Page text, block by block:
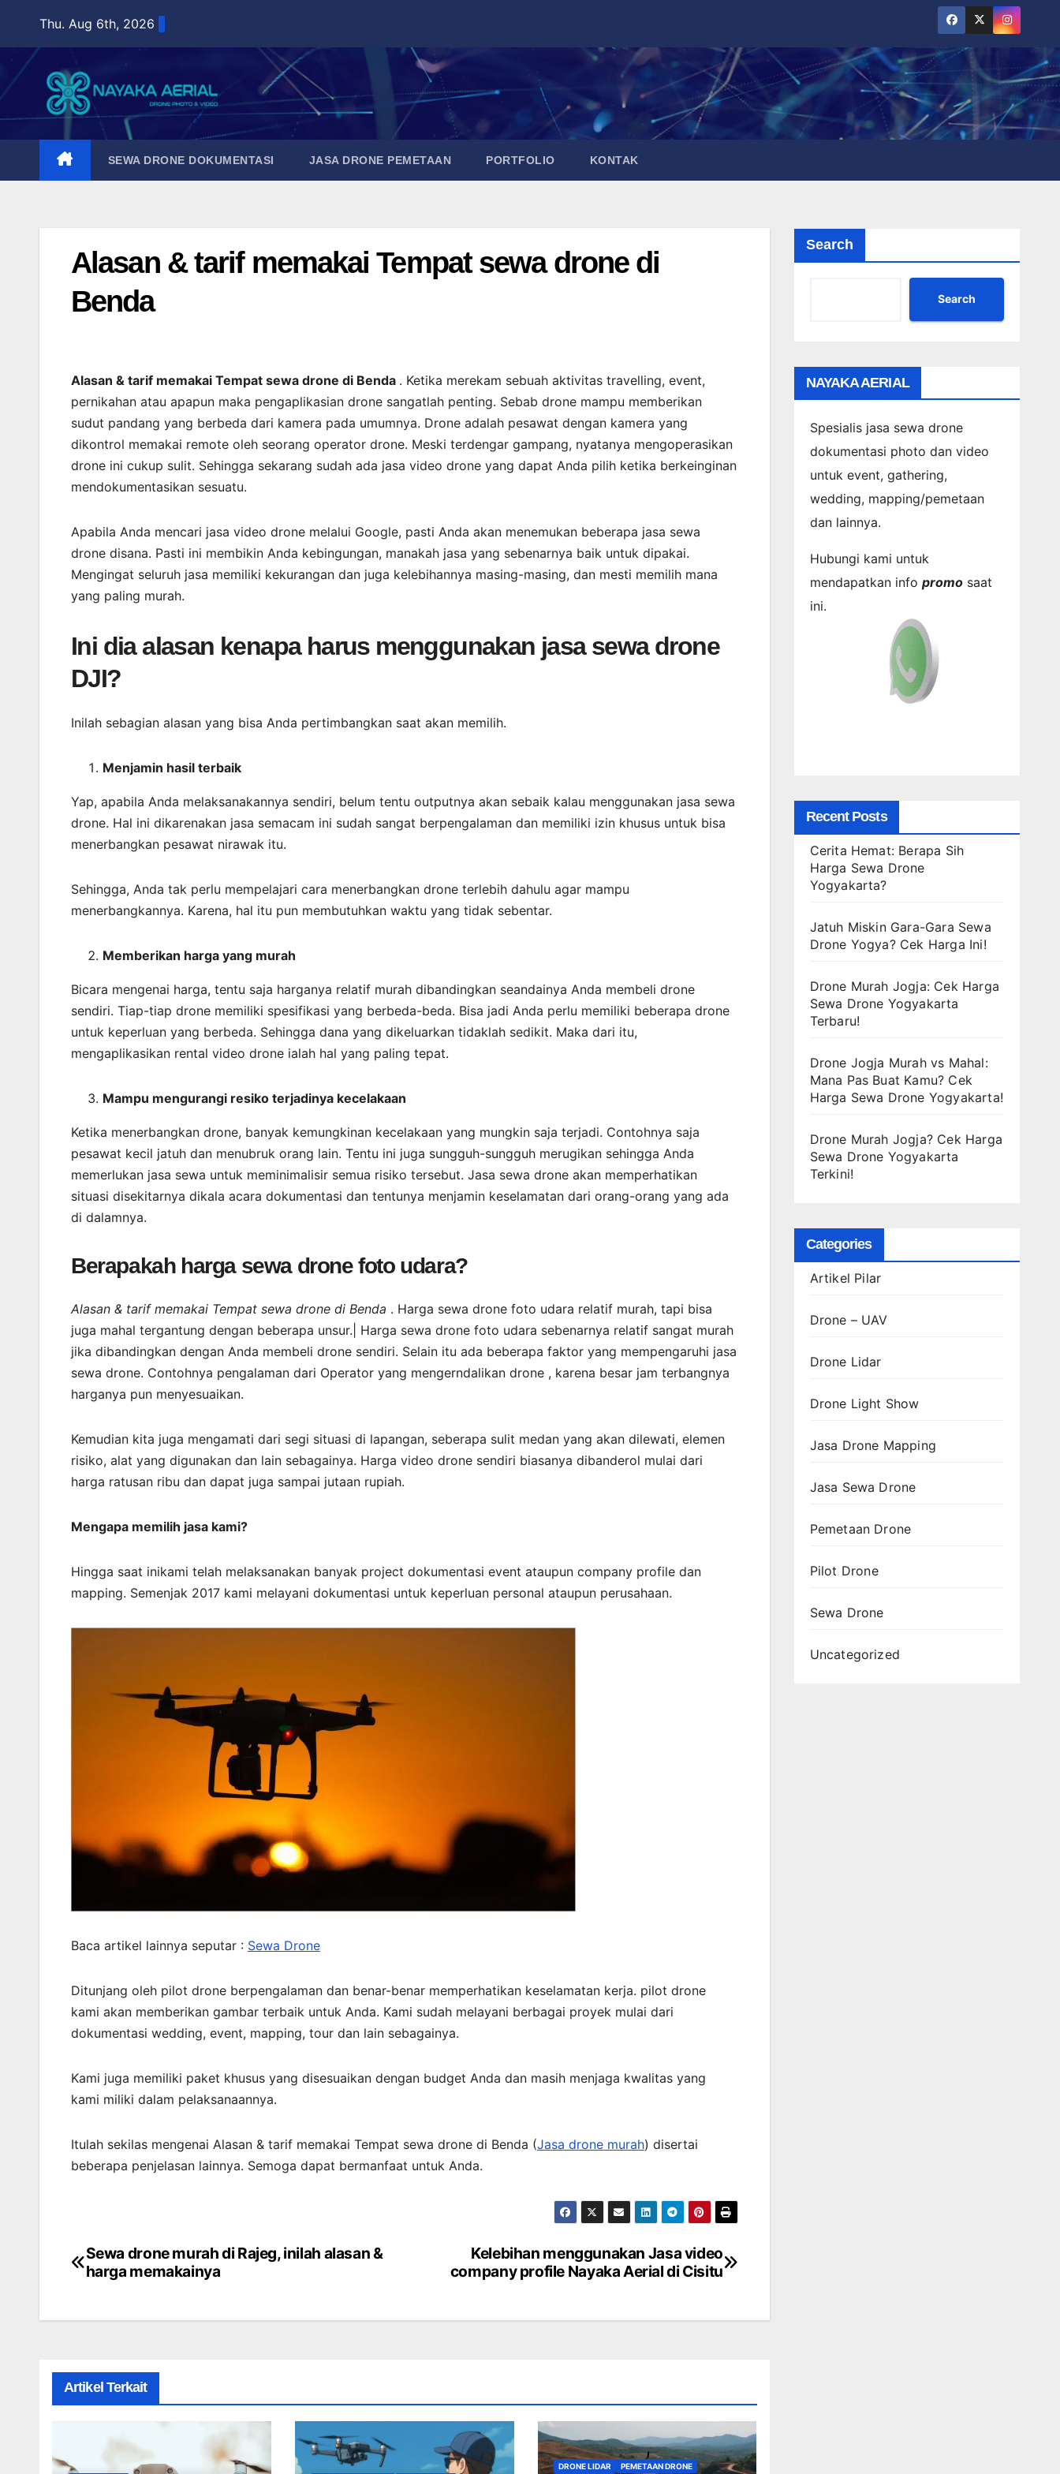
content
Thu. Aug 6th, 2026
SEWA DRONE DOKUMENTASI JASA DRONE PEMETAAN PORTFOLIO KONTAK
Alasan & tarif memakai Tempat sewa drone di
Benda
Alasan & tarif memakai Tempat sewa drone di Benda . Ketika merekam sebuah aktivitas travelling, event,
pernikahan atau apapun maka pengaplikasian drone sangatlah penting. Sebab drone mampu memberikan
sudut pandang yang berbeda dari kamera pada umumnya. Drone adalah pesawat dengan kamera yang
dikontrol memakai remote oleh seorang operator drone. Meski terdengar gampang, nyatanya mengoperasikan
drone ini cukup sulit. Sehingga sekarang sudah ada jasa video drone yang dapat Anda pilih ketika berkeinginan
mendokumentasikan sesuatu.
Apabila Anda mencari jasa video drone melalui Google, pasti Anda akan menemukan beberapa jasa sewa
drone disana. Pasti ini membikin Anda kebingungan, manakah jasa yang sebenarnya baik untuk dipakai.
Mengingat seluruh jasa memiliki kekurangan dan juga kelebihannya masing-masing, dan mesti memilih mana
yang paling murah.
Ini dia alasan kenapa harus menggunakan jasa sewa drone
DJI?
Inilah sebagian alasan yang bisa Anda pertimbangkan saat akan memilih.
Menjamin hasil terbaik
Yap, apabila Anda melaksanakannya sendiri, belum tentu outputnya akan sebaik kalau menggunakan jasa sewa
drone. Hal ini dikarenakan jasa semacam ini sudah sangat berpengalaman dan memiliki izin khusus untuk bisa
menerbangkan pesawat nirawak itu.
Sehingga, Anda tak perlu mempelajari cara menerbangkan drone terlebih dahulu agar mampu
menerbangkannya. Karena, hal itu pun membutuhkan waktu yang tidak sebentar.
Memberikan harga yang murah
Bicara mengenai harga, tentu saja harganya relatif murah dibandingkan seandainya Anda membeli drone
sendiri. Tiap-tiap drone memiliki spesifikasi yang berbeda-beda. Bisa jadi Anda perlu memiliki beberapa drone
untuk keperluan yang berbeda. Sehingga dana yang dikeluarkan tidaklah sedikit. Maka dari itu,
mengaplikasikan rental video drone ialah hal yang paling tepat.
Mampu mengurangi resiko terjadinya kecelakaan
Ketika menerbangkan drone, banyak kemungkinan kecelakaan yang mungkin saja terjadi. Contohnya saja
pesawat kecil jatuh dan menubruk orang lain. Tentu ini juga sungguh-sungguh merugikan sehingga Anda
memerlukan jasa sewa untuk meminimalisir semua risiko tersebut. Jasa sewa drone akan memperhatikan
situasi disekitarnya dikala acara dokumentasi dan tentunya menjamin keselamatan dari orang-orang yang ada
di dalamnya.
Berapakah harga sewa drone foto udara?
Alasan & tarif memakai Tempat sewa drone di Benda . Harga sewa drone foto udara relatif murah, tapi bisa
juga mahal tergantung dengan beberapa unsur.| Harga sewa drone foto udara sebenarnya relatif sangat murah
jika dibandingkan dengan Anda membeli drone sendiri. Selain itu ada beberapa faktor yang mempengaruhi jasa
sewa drone. Contohnya pengalaman dari Operator yang mengerndalikan drone , karena besar jam terbangnya
harganya pun menyesuaikan.
Kemudian kita juga mengamati dari segi situasi di lapangan, seberapa sulit medan yang akan dilewati, elemen
risiko, alat yang digunakan dan lain sebagainya. Harga video drone sendiri biasanya dibanderol mulai dari
harga ratusan ribu dan dapat juga sampai jutaan rupiah.
Mengapa memilih jasa kami?
Hingga saat inikami telah melaksanakan banyak project dokumentasi event ataupun company profile dan
mapping. Semenjak 2017 kami melayani dokumentasi untuk keperluan personal ataupun perusahaan.
Baca artikel lainnya seputar : Sewa Drone
Ditunjang oleh pilot drone berpengalaman dan benar-benar memperhatikan keselamatan kerja. pilot drone
kami akan memberikan gambar terbaik untuk Anda. Kami sudah melayani berbagai proyek mulai dari
dokumentasi wedding, event, mapping, tour dan lain sebagainya.
Kami juga memiliki paket khusus yang disesuaikan dengan budget Anda dan masih menjaga kwalitas yang
kami miliki dalam pelaksanaannya.
Itulah sekilas mengenai Alasan & tarif memakai Tempat sewa drone di Benda (Jasa drone murah) disertai
beberapa penjelasan lainnya. Semoga dapat bermanfaat untuk Anda.
Post
Kelebihan menggunakan Jasa video
company profile Nayaka Aerial di Cisitu
Sewa drone murah di Rajeg, inilah alasan &
harga memakainya
Artikel Terkait
DRONE LIDAR
PEMETAAN DRONE
Search
Search
NAYAKA AERIAL
Spesialis jasa sewa drone
dokumentasi photo dan video
untuk event, gathering,
wedding, mapping/pemetaan
dan lainnya.
Hubungi kami untuk
mendapatkan info promosaat
ini.
Recent Posts
Cerita Hemat: Berapa Sih
Harga Sewa Drone
Yogyakarta?
Jatuh Miskin Gara-Gara Sewa
Drone Yogya? Cek Harga Ini!
Drone Murah Jogja: Cek Harga
Sewa Drone Yogyakarta
Terbaru!
Drone Jogja Murah vs Mahal:
Mana Pas Buat Kamu? Cek
Harga Sewa Drone Yogyakarta!
Drone Murah Jogja? Cek Harga
Sewa Drone Yogyakarta
Terkini!
Categories
Artikel Pilar
Drone – UAV
Drone Lidar
Drone Light Show
Jasa Drone Mapping
Jasa Sewa Drone
Pemetaan Drone
Pilot Drone
Sewa Drone
Uncategorized